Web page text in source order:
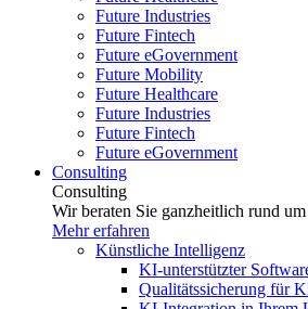
Future Industries
Future Fintech
Future eGovernment
Future Mobility
Future Healthcare
Future Industries
Future Fintech
Future eGovernment
Consulting
Consulting
Wir beraten Sie ganzheitlich rund
Mehr erfahren
Künstliche Intelligenz
KI-unterstützter
Qualitätssicherung für